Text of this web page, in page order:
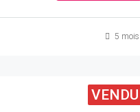
5 mois
VENDU